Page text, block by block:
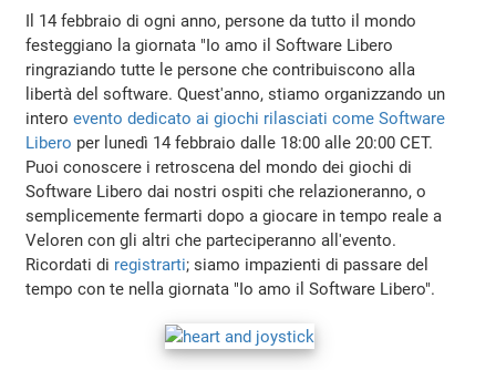
Il 14 febbraio di ogni anno, persone da tutto il mondo
festeggiano la giornata "Io amo il Software Libero
ringraziando tutte le persone che contribuiscono alla
libertà del software. Quest'anno, stiamo organizzando un
interoevento dedicato ai giochi rilasciati come Software
Libero per lunedì 14 febbraio dalle 18:00 alle 20:00 CET.
Puoi conoscere i retroscena del mondo dei giochi di
Software Libero dai nostri ospiti che relazioneranno, o
semplicemente fermarti dopo a giocare in tempo reale a
Veloren con gli altri che parteciperanno all'evento.
Ricordati di registrarti; siamo impazienti di passare del
tempo con te nella giornata "Io amo il Software Libero".